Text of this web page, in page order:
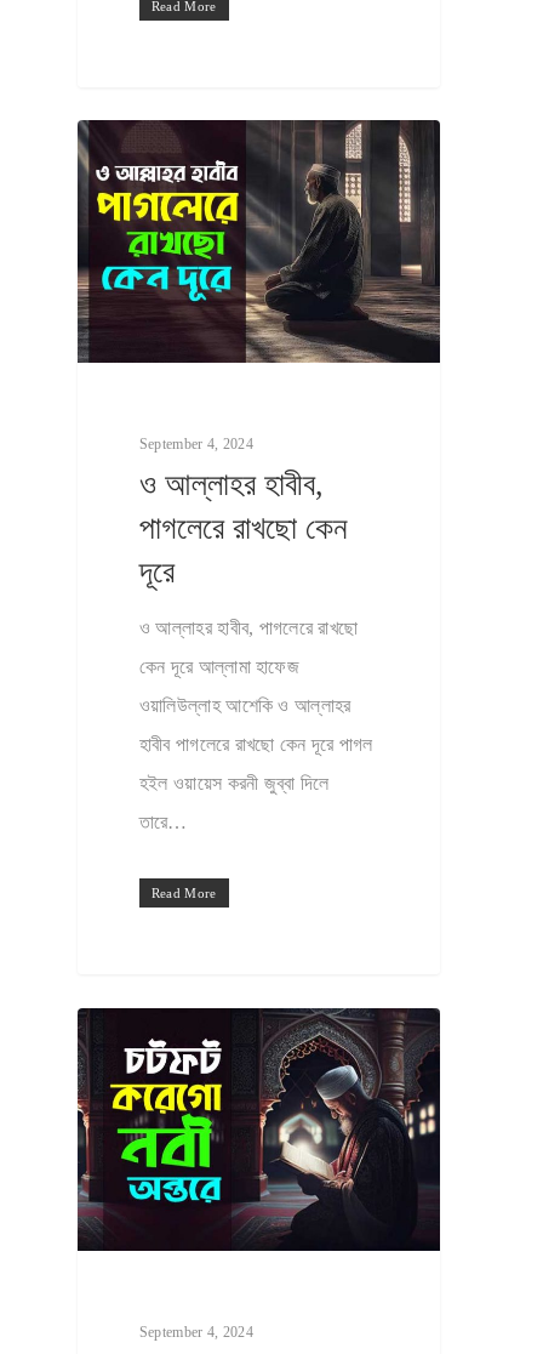
Read More
September 4, 2024
ও আল্লাহর হাবীব,
পাগলেরে রাখছো কেন
দূরে
ও আল্লাহর হাবীব, পাগলেরে রাখছো
কেন দূরে আল্লামা হাফেজ
ওয়ালিউল্লাহ আশেকি ও আল্লাহর
হাবীব পাগলেরে রাখছো কেন দূরে পাগল
হইল ওয়ায়েস করনী জুব্বা দিলে
তারে…
Read More
September 4, 2024